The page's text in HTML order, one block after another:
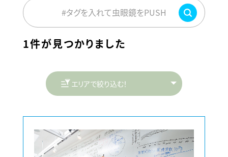
#タグを入れて虫眼鏡をPUSH
1件が見つかりました